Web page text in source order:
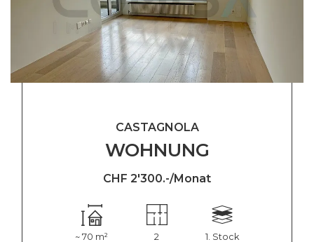
WOHNUNG
CASTAGNOLA
CHF 2'300.-/Monat
~ 70 m² 2 1. Stock